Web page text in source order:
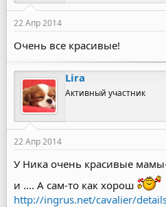
22 Апр 2014
Очень все красивые!
Lira
Активный участник
22 Апр 2014
У Ника очень красивые
и .... А сам-то как хорош
http://ingrus.net/cavalier/